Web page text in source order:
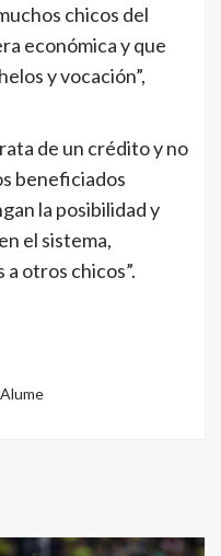
chicos del
económica y que
y vocación”,
de un crédito y no
beneficiados
la posibilidad y
el sistema,
otros chicos”.